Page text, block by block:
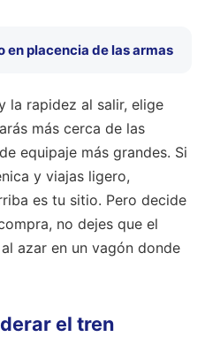
en placencia de las armas
la rapidez al salir, elige
más cerca de las
equipaje más grandes. Si
y viajas ligero,
es tu sitio. Pero decide
no dejes que el
azar en un vagón donde
el tren